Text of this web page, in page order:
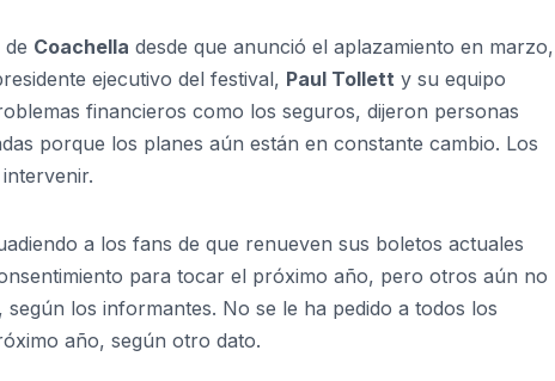
Coachella desde que anunció el aplazamiento en marzo,
ejecutivo del festival, Paul Tollett y su equipo
financieros como los seguros, dijeron personas
porque los planes aún están en constante cambio. Los
a los fans de que renueven sus boletos actuales
para tocar el próximo año, pero otros aún no
los informantes. No se le ha pedido a todos los
año, según otro dato.